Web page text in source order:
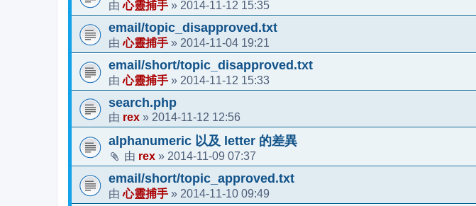
由心靈捕手 » 2014-11-12 15:35
email/topic_disapproved.txt
由心靈捕手 » 2014-11-04 19:21
email/short/topic_disapproved.txt
由心靈捕手 » 2014-11-12 15:33
search.php
由 rex » 2014-11-12 12:56
alphanumeric 以及 letter 的差異
由 rex » 2014-11-09 07:37
email/short/topic_approved.txt
由心靈捕手 » 2014-11-10 09:49